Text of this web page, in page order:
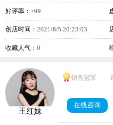
好评率：≥99
创店时间：2021/8/5 20:23:03
收藏人气：0
王红妹
销售冠军
在线咨询